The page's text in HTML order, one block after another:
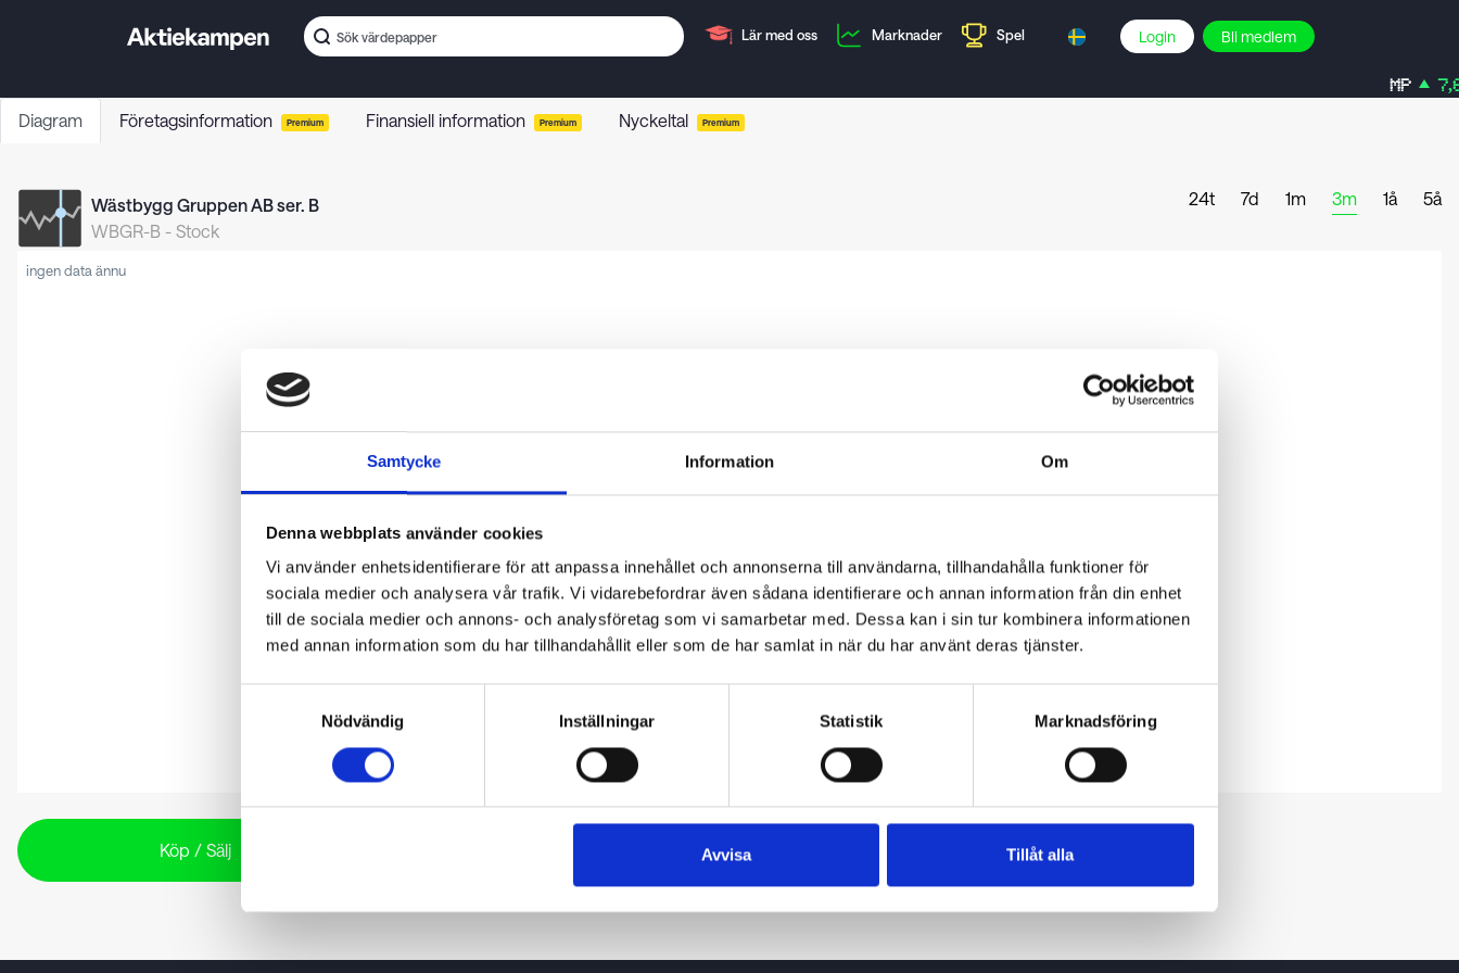
Samtycke Information Om
Denna webbplats använder cookies
Vi använder enhetsidentifierare för att anpassa innehållet och annonserna till användarna, tillhandahålla funktioner för
sociala medier och analysera vår trafik. Vi vidarebefordrar även sådana identifierare och annan information från din enhet
till de sociala medier och annons- och analysföretag som vi samarbetar med. Dessa kan i sin tur kombinera informationen
med annan information som du har tillhandahållit eller som de har samlat in när du har använt deras tjänster.
Nödvändig
Inställningar Statistik Marknadsföring
Avvisa Tillåt alla
Lär med oss Marknader Spel Login Bli medlem
MP 7,61
Diagram Företagsinformation Premium Finansiell information Premium Nyckeltal Premium
Wästbygg Gruppen AB ser. B
WBGR-B - Stock
24t 7d 1m 3m 1å 5å
ingen data ännu
Köp / Sälj